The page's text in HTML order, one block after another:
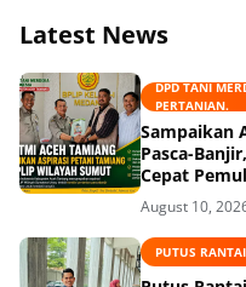
Latest News
DPD TANI
PERTANIAN.
Sampaikan
Pasca-
Cepat
August 10,
PUTUS